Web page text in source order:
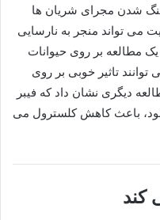
تنگ شدن مجرای شریان ها
تواند منجر به نارسایی
مطالعه بر روی حیوانات
تاثیر خوبی بر روی
دیگری نشان داد که فیبر
باعث کاهش کلسترول می
کند